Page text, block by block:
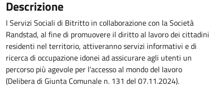
Descrizione
I Servizi Sociali di Bitritto in collaborazione con la Società
Randstad, al fine di promuovere il diritto al lavoro dei cittadini
residenti nel territorio, attiveranno servizi informativi e di
ricerca di occupazione idonei ad assicurare agli utenti un
percorso più agevole per l’accesso al mondo del lavoro
(Delibera di Giunta Comunale n. 131 del 07.11.2024).